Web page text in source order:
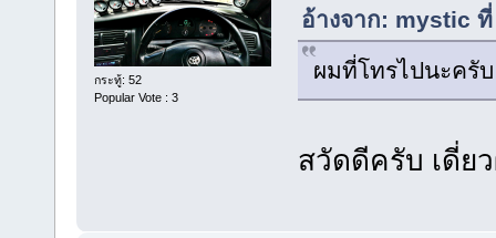
กระทู้: 52
Popular Vote : 3
อ้างจาก: mystic
ผมที่โทรไปนะครั
สวัดดีครับ เดี่ย